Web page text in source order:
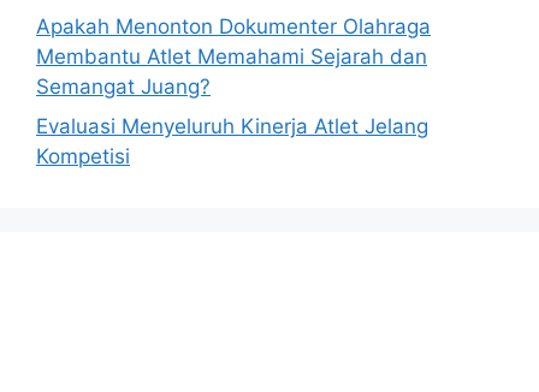
Apakah Menonton Dokumenter Olahraga
Membantu Atlet Memahami Sejarah dan
Semangat Juang?
Evaluasi Menyeluruh Kinerja Atlet Jelang
Kompetisi